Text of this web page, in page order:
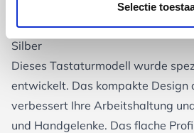
Selectie
richtige Entscheidung zu treffen:
Ultraboard 950 Kabelgebundene
Silber
Dieses Tastaturmodell wurde
entwickelt. Das kompakte Design
verbessert Ihre Arbeitshaltung
und Handgelenke. Das flache